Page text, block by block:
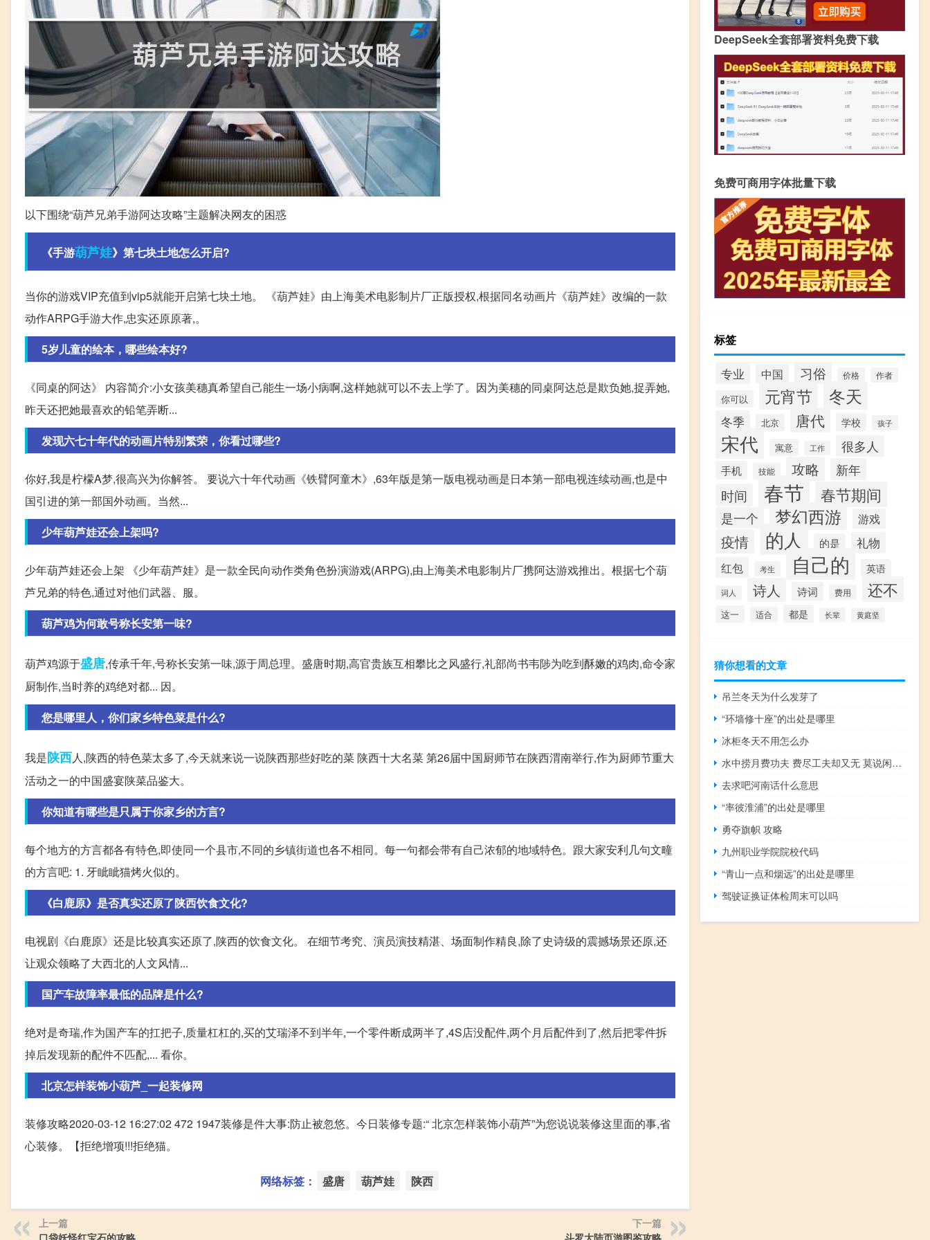
以下围绕“葫芦兄弟手游阿达攻略”主题解决网友的困惑
《手游葫芦娃》第七块土地怎么开启?
当你的游戏VIP充值到vip5就能开启第七块土地。 《葫芦娃》由上海美术电影制片厂正版授权,根据同名动画片《葫芦娃》改编的一款
动作ARPG手游大作,忠实还原原著,。
5岁儿童的绘本，哪些绘本好?
《同桌的阿达》 内容简介:小女孩美穗真希望自己能生一场小病啊,这样她就可以不去上学了。因为美穗的同桌阿达总是欺负她,捉弄她,
昨天还把她最喜欢的铅笔弄断...
发现六七十年代的动画片特别繁荣，你看过哪些?
你好,我是柠檬A梦,很高兴为你解答。 要说六十年代动画《铁臂阿童木》,63年版是第一版电视动画是日本第一部电视连续动画,也是中
国引进的第一部国外动画。当然...
少年葫芦娃还会上架吗?
少年葫芦娃还会上架 《少年葫芦娃》是一款全民向动作类角色扮演游戏(ARPG),由上海美术电影制片厂携阿达游戏推出。根据七个葫
芦兄弟的特色,通过对他们武器、服。
葫芦鸡为何敢号称长安第一味?
葫芦鸡源于盛唐,传承千年,号称长安第一味,源于周总理。盛唐时期,高官贵族互相攀比之风盛行,礼部尚书韦陟为吃到酥嫩的鸡肉,命令家
厨制作,当时养的鸡绝对都... 因。
您是哪里人，你们家乡特色菜是什么?
我是陕西人,陕西的特色菜太多了,今天就来说一说陕西那些好吃的菜 陕西十大名菜 第26届中国厨师节在陕西渭南举行,作为厨师节重大
活动之一的中国盛宴陕菜品鉴大。
你知道有哪些是只属于你家乡的方言?
每个地方的方言都各有特色,即使同一个县市,不同的乡镇街道也各不相同。每一句都会带有自己浓郁的地域特色。跟大家安利几句文疃
的方言吧: 1. 牙眦眦猫烤火似的。
《白鹿原》是否真实还原了陕西饮食文化?
电视剧《白鹿原》还是比较真实还原了,陕西的饮食文化。 在细节考究、演员演技精湛、场面制作精良,除了史诗级的震撼场景还原,还
让观众领略了大西北的人文风情...
国产车故障率最低的品牌是什么?
绝对是奇瑞,作为国产车的扛把子,质量杠杠的,买的艾瑞泽不到半年,一个零件断成两半了,4S店没配件,两个月后配件到了,然后把零件拆
掉后发现新的配件不匹配,... 看你。
北京怎样装饰小葫芦_一起装修网
装修攻略2020-03-12 16:27:02 472 1947装修是件大事:防止被忽悠。今日装修专题:“ 北京怎样装饰小葫芦”为您说说装修这里面的事,省
心装修。【拒绝增项!!!拒绝猫。
网络标签： 盛唐 葫芦娃 陕西
上一篇
下一篇
DeepSeek全套部署资料免费下载
免费可商用字体批量下载
标签
专业 中国 习俗 价格 作者
你可以 元宵节 冬天
冬季 北京 唐代 学校 孩子
宋代 寓意 工作 很多人
手机 技能 攻略 新年
时间 春节 春节期间
是一个 梦幻西游 游戏
疫情 的人 的是
礼物
红包
考生 自己的 英语
词人 诗人 诗词 费用 还不
这一 适合 都是 长辈 黄庭坚
猜你想看的文章
吊兰冬天为什么发芽了
“环墙修十座”的出处是哪里
冰柜冬天不用怎么办
水中捞月费功夫 费尽工夫却又无 莫说闲言并乱语（水中捞月）
去求吧河南话什么意思
“率彼淮浦”的出处是哪里
勇夺旗帜 攻略
九州职业学院院校代码
“青山一点和烟远”的出处是哪里
驾驶证换证体检周末可以吗